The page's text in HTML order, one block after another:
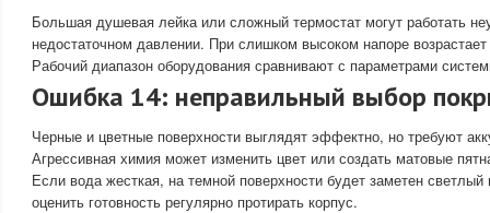
Большая душевая лейка или сложный термостат могут работать
недостаточном давлении. При слишком высоком напоре возрастает
Рабочий диапазон оборудования сравнивают с параметрами
Ошибка 14: неправильный выбор
Черные и цветные поверхности выглядят эффектно, но требуют
Агрессивная химия может изменить цвет или создать матовые
Если вода жесткая, на темной поверхности будет заметен
оценить готовность регулярно протирать корпус.